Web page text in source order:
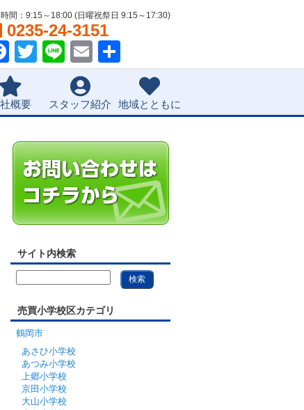
間：9:15～18:00 (日曜祝祭日 9:15～17:30)
0235-24-3151
Facebook
TwitterLineEmail
有
概要 スタッフ紹介 地域とともに
サイト内検索
売買小学校区カテゴリ
鶴岡市
あさひ小学校
あつみ小学校
上郷小学校
京田小学校
大山小学校